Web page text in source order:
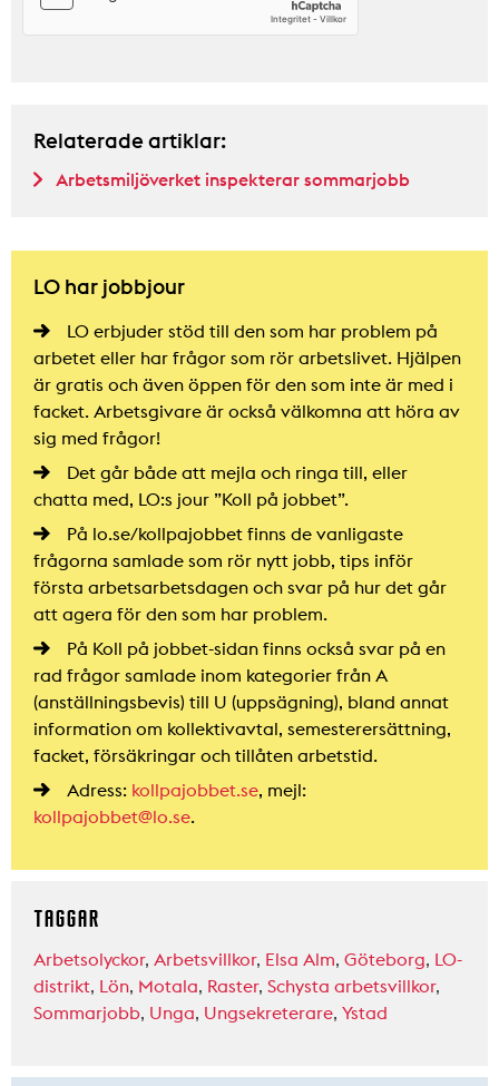
Relaterade artiklar:
Arbetsmiljöverket inspekterar sommarjobb
LO har jobbjour
LO erbjuder stöd till den som har problem på
arbetet eller har frågor som rör arbetslivet. Hjälpen
är gratis och även öppen för den som inte är med i
facket. Arbetsgivare är också välkomna att höra av
sig med frågor!
Det går både att mejla och ringa till, eller
chatta med, LO:s jour ”Koll på jobbet”.
På lo.se/kollpajobbet finns de vanligaste
frågorna samlade som rör nytt jobb, tips inför
första arbetsarbetsdagen och svar på hur det går
att agera för den som har problem.
På Koll på jobbet-sidan finns också svar på en
rad frågor samlade inom kategorier från A
(anställningsbevis) till U (uppsägning), bland annat
information om kollektivavtal, semesterersättning,
facket, försäkringar och tillåten arbetstid.
Adress: kollpajobbet.se, mejl:
kollpajobbet@lo.se.
TAGGAR
Arbetsolyckor, Arbetsvillkor, Elsa Alm, Göteborg, LO-
distrikt, Lön, Motala, Raster, Schysta arbetsvillkor,
Sommarjobb, Unga, Ungsekreterare, Ystad